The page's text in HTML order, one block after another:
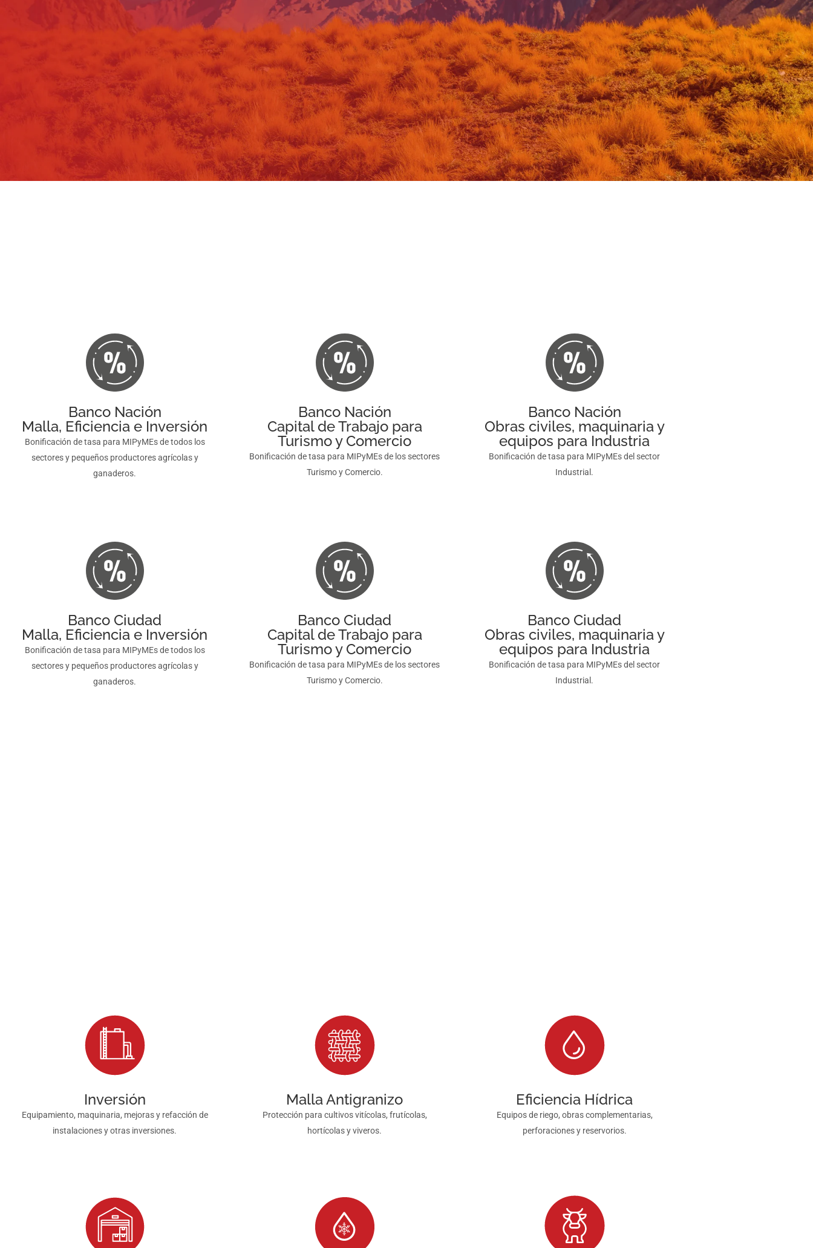
Banco Nación
Malla, Eficiencia e Inversión
Bonificación de tasa para MIPyMEs de todos los
sectores y pequeños productores agrícolas y
ganaderos.
Banco Nación
Capital de Trabajo para
Turismo y Comercio
Bonificación de tasa para MIPyMEs de los sectores
Turismo y Comercio.
Banco Nación
Obras civiles, maquinaria y
equipos para Industria
Bonificación de tasa para MIPyMEs del sector
Industrial.
Banco Ciudad
Malla, Eficiencia e Inversión
Bonificación de tasa para MIPyMEs de todos los
sectores y pequeños productores agrícolas y
ganaderos.
Banco Ciudad
Capital de Trabajo para
Turismo y Comercio
Bonificación de tasa para MIPyMEs de los sectores
Turismo y Comercio.
Banco Ciudad
Obras civiles, maquinaria y
equipos para Industria
Bonificación de tasa para MIPyMEs del sector
Industrial.
Inversión
Equipamiento, maquinaria, mejoras y refacción de
instalaciones y otras inversiones.
Malla Antigranizo
Protección para cultivos vitícolas, frutícolas,
hortícolas y viveros.
Eficiencia Hídrica
Equipos de riego, obras complementarias,
perforaciones y reservorios.